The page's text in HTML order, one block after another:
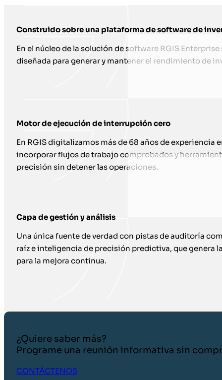
Construido sobre una plataforma de software de
En el núcleo de la solución de software RGIS
diseñada para generar y mantener el rendimiento de
Motor de ejecución de interrupción cero
En RGIS digitalizamos más de 68 años de experiencia
incorporar flujos de trabajo comprobados y
precisión sin detener las operaciones.
Capa de gestión y análisis
Una única fuente de verdad con pistas de auditoría
raíz e inteligencia de precisión predictiva, que genera
para la mejora continua.
¿Quiere saber más?
Programe una reunión informativa sin
CONTÁCTENOS